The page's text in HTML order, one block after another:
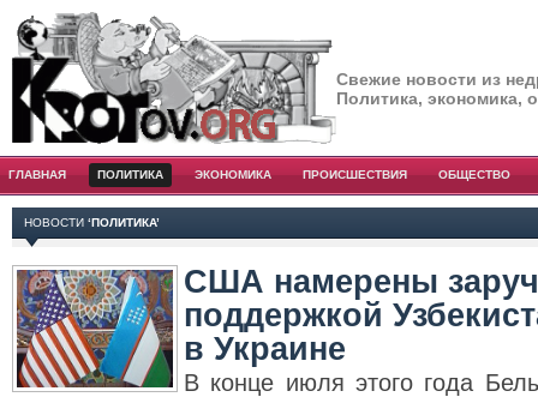
Свежие новости из
Политика, экономика,
ГЛАВНАЯ ПОЛИТИКА ЭКОНОМИКА ПРОИСШЕСТВИЯ ОБЩЕСТВО
НОВОСТИ ‘ПОЛИТИКА’
США намерены
поддержкой
в Украине
В конце июля этого года